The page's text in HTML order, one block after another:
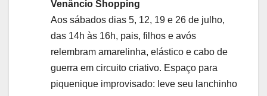
Venâncio Shopping
Aos sábados dias 5, 12, 19 e 26 de julho,
das 14h às 16h, pais, filhos e avós
relembram amarelinha, elástico e cabo de
guerra em circuito criativo. Espaço para
piquenique improvisado: leve seu lanchinho